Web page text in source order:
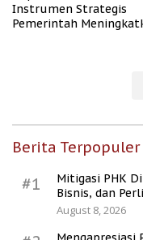
Instrumen Strategis
Pemerintah
Berita Terpopuler
#1
Mitigasi PHK
Bisnis, dan
August 8, 2026